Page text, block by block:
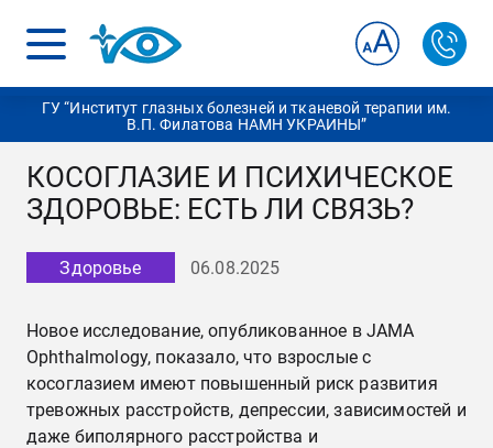
ГУ “Институт глазных болезней и тканевой терапии им.
В.П. Филатова НАМН УКРАИНЫ”
КОСОГЛАЗИЕ И ПСИХИЧЕСКОЕ
ЗДОРОВЬЕ: ЕСТЬ ЛИ СВЯЗЬ?
Здоровье 06.08.2025
Новое исследование, опубликованное в JAMA
Ophthalmology, показало, что взрослые с
косоглазием имеют повышенный риск развития
тревожных расстройств, депрессии, зависимостей и
даже биполярного расстройства и